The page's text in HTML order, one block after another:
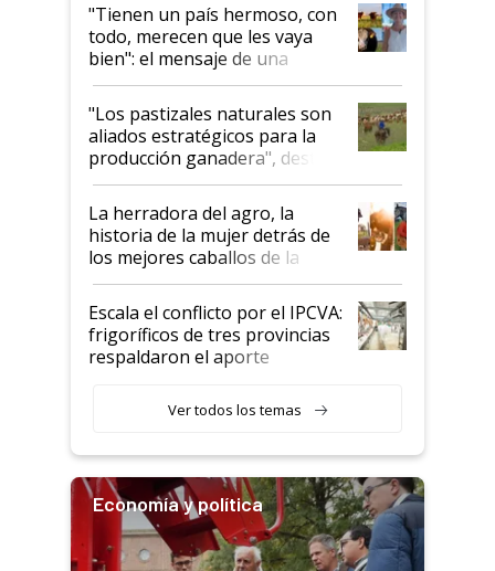
"Tienen un país hermoso, con
todo, merecen que les vaya
bien": el mensaje de una
ganadera uruguaya sobre las
oportunidades que se abren
para el agro en Argentina, con
foco en la carne
"Los pastizales naturales son
aliados estratégicos para la
producción ganadera", destaca
la iniciativa que ya reúne a 46
establecimientos en Argentina
La herradora del agro, la
historia de la mujer detrás de
los mejores caballos de la
Argentina y los mitos que
todavía hacen sufrir a estos
animales: "Mientras me
descalificaban, yo seguí
haciendo currículum"
Escala el conflicto por el IPCVA:
frigoríficos de tres provincias
respaldaron el aporte
Ver todos los temas
Economía y política